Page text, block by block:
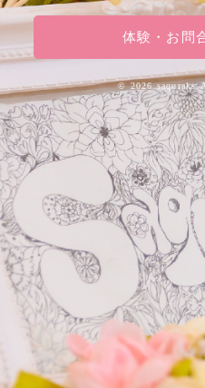
体験・お問
©2026